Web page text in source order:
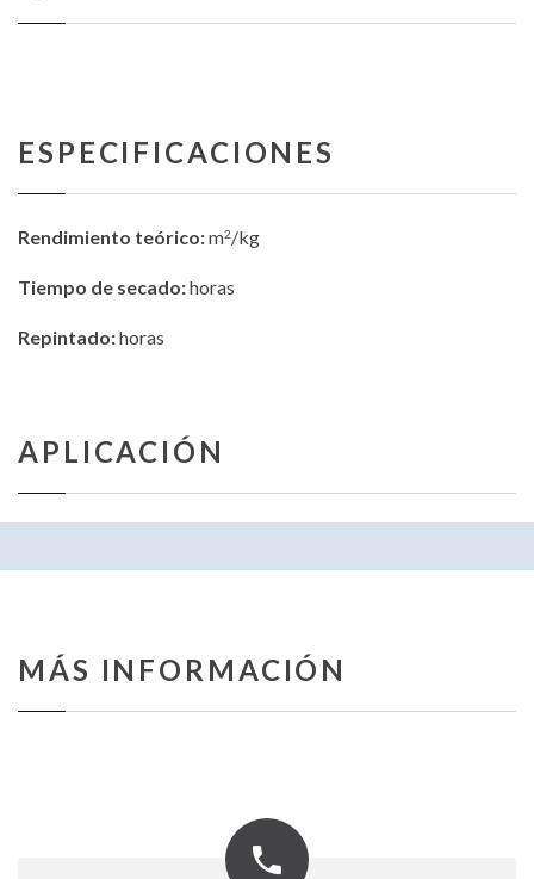
ESPECIFICACIONES
Rendimiento teórico:m2/kg
Tiempo de secado:horas
Repintado:horas
APLICACIÓN
MÁS INFORMACIÓN